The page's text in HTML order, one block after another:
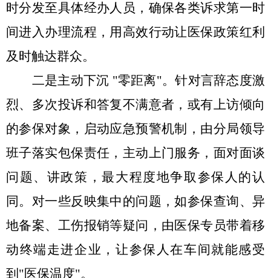
时分发至具体经办人员，确保各类诉求第一时
间进入办理流程，用高效行动让医保政策红利
及时触达群众。
二是主动下沉 "零距离"。针对言辞态度激
烈、多次投诉和答复不满意者，或有上访倾向
的参保对象，启动应急预警机制，由分局领导
班子落实包保责任，主动上门服务，面对面谈
问题、讲政策，最大程度地争取参保人的认
同。对一些反映集中的问题，如参保查询、异
地备案、工伤报销等疑问，由医保专员带着移
动终端走进企业，让参保人在车间就能感受
到 "医保温度"。